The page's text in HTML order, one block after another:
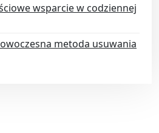
wsparcie w codziennej
metoda usuwania